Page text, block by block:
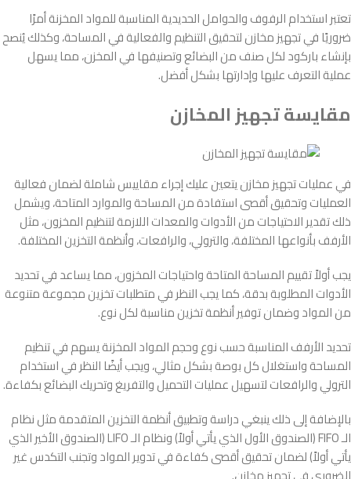
تعتبر استخدام الرفوف والحوامل الحديدية المناسبة للمواد المخزنة أمرًا
ضروريًا في تجهيز مخازن لتحقيق التنظيم والفعالية في المساحة، وكذلك يُنصح
بإنشاء باركود لكل صنف من البضائع وتصنيفها في المخزن، مما يسهل
عملية التعرف عليها وإدارتها بشكل أفضل.
مقايسة تجهيز المخازن
في عمليات تجهيز مخازن يتعين عليك إجراء مقاييس شاملة لضمان فعالية
العمليات وتحقيق أقصى استفادة من المساحة والموارد المتاحة، ويشمل
ذلك تقدير الاحتياجات من الأدوات والمعدات اللازمة لتنظيم المخزون، مثل
الأرفف بأنواعها المختلفة، والترولي، والرافعات، وأنظمة التخزين المختلفة.
يجب أولاً تقييم المساحة المتاحة واحتياجات المخزون، مما يساعد في تحديد
الأدوات المطلوبة بدقة، كما يجب النظر في متطلبات تخزين مجموعة متنوعة
من المواد وضمان توفير أنظمة تخزين مناسبة لكل نوع.
تحديد الأرفف المناسبة حسب نوع وحجم المواد المخزنة يسهم في تنظيم
المساحة واستغلال كل بوصة بشكل مثالي، ويجب أيضًا النظر في استخدام
الترولي والرافعات لتسهيل عمليات التحميل والتفريغ وتحريك البضائع بكفاءة.
بالإضافة إلى ذلك ينبغي دراسة وتطبيق أنظمة التخزين المتقدمة مثل نظام
الـ FIFO (الصندوق الأول الذي يأتي أولاً) ونظام الـ LIFO (الصندوق الأخير الذي
يأتي أولاً) لضمان تحقيق أقصى كفاءة في تدوير المواد وتجنب التكدس غير